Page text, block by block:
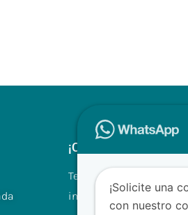
¡Contáctenos!
Tel.: +507 310 0680/81
¡Solicite una
con nuestro